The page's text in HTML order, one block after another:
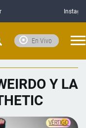
En Vivo
Y LA